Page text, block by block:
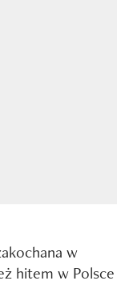
w
hitem w Polsce